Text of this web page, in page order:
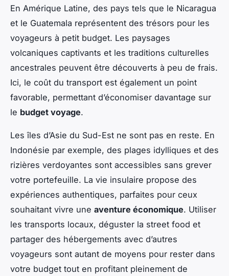
En Amérique Latine, des pays tels que le Nicaragua
et le Guatemala représentent des trésors pour les
voyageurs à petit budget. Les paysages
volcaniques captivants et les traditions culturelles
ancestrales peuvent être découverts à peu de frais.
Ici, le coût du transport est également un point
favorable, permettant d’économiser davantage sur
le budget voyage.
Les îles d’Asie du Sud-Est ne sont pas en reste. En
Indonésie par exemple, des plages idylliques et des
rizières verdoyantes sont accessibles sans grever
votre portefeuille. La vie insulaire propose des
expériences authentiques, parfaites pour ceux
souhaitant vivre une aventure économique. Utiliser
les transports locaux, déguster la street food et
partager des hébergements avec d’autres
voyageurs sont autant de moyens pour rester dans
votre budget tout en profitant pleinement de